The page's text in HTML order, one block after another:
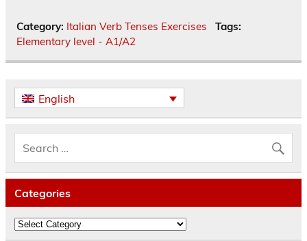
Category: Italian Verb Tenses Exercises
Tags:
Elementary level - A1/A2
English
Categories
Categories